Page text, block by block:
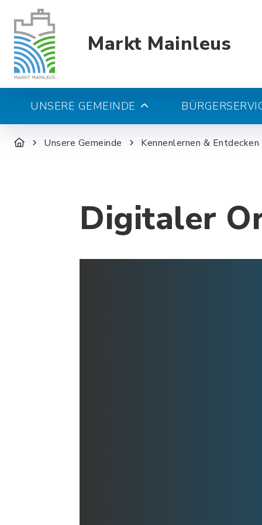
Markt Mainleus
UNSERE GEMEINDE
Unsere Gemeinde Kennenlernen & Entdecken
Digitaler